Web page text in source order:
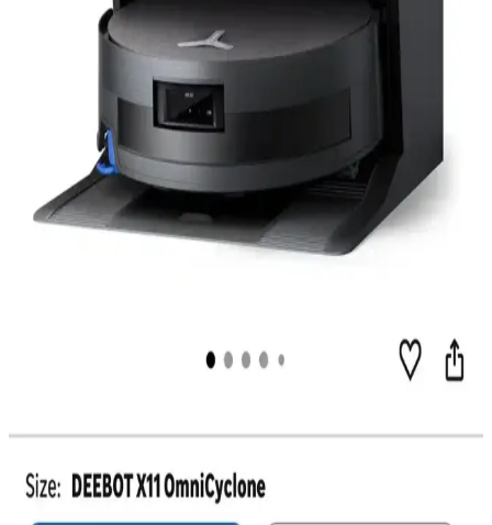
ve sınırlı garanti sonrası destek politikaları nedeniyle yaşadıkları
zorlukları paylaşıyor. Perakendecilerin iade politikaları da kullanıcı
memnuniyetinde önemli rol oynuyor.
Reddit Verileriyle Robot Süpürge Tercihleri:
Kullanım Senaryolarına Göre Detaylı Analiz 2025-
2025-2026 Reddit verileriyle robot süpürge modellerinin evcil
hayvan tüyü, karmaşık zemin ve bakım kolaylığı gibi kullanım
senaryolarına göre tercih ve performansları incelenmiştir.
Roborock ve Dreame robot süpürgeler, farklı teknik özellikler ve
kullanıcı deneyimleriyle öne çıkar. Navigasyon, otomatik su
Mini Robot Süpürgeler: Küçük Alanlar İçin Uygun
Fiyatlı ve Pratik Temizlik Çözümleri